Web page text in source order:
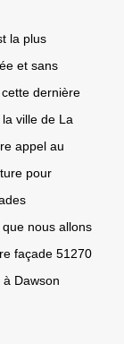
la plus
et sans
dernière
ville de La
appel au
pour
nous allons
façade 51270
Dawson